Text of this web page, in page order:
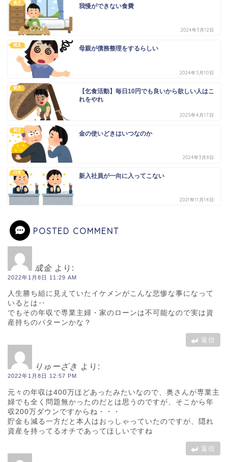
貧乏 我慢ができない食費
2024年3月12日
貧乏 母親が債務整理をするらしい
2024年5月10日
貧乏
【乞食活動】毎日10円でも良いから欲しい人はこ
れをやれ
2025年4月17日
貧乏 金の使いどきはいつなのか
2024年3月8日
日常 新入社員が一向に入ってこない
2021年11月14日
POSTED COMMENT
成金 より:
2022年1月8日 11:29 AM
人生勝ち組に見えていたイケメンがこんな悲惨な事になって
いるとは‥
でもその年収で専業主婦・家のローンは不可能なので実は資
産持ちのパターンかな？
返信
りゅーざき より:
2022年1月8日 12:57 PM
元々の年収は400万ほどあったみたいなので、奥さんが専業主
婦でも全く問題無かったのだとは思うのですが、そこから年
収200万ダウンですからね・・・
貯金も減る一方だと本人はおっしゃっていたのですが、隠れ
資産を持ってるオチであってほしいですね
返信